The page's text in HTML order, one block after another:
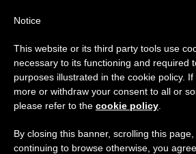
ETIQUETA
Posts
Manuel
Aviso importante
Del 27 de julio al 7 de agosto
anual, aprovechando que en el
se generan menos informaciones
Notice
This website or its third party tools use
necessary to its functioning and required
purposes illustrated in the cookie policy.
more or withdraw your consent to all or
please refer to the cookie policy
By closing this banner, scrolling this
continuing to browse otherwise, you